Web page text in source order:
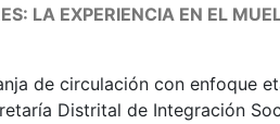
LA EXPERIENCIA EN EL
de circulación con enfoque
Distrital de Integración